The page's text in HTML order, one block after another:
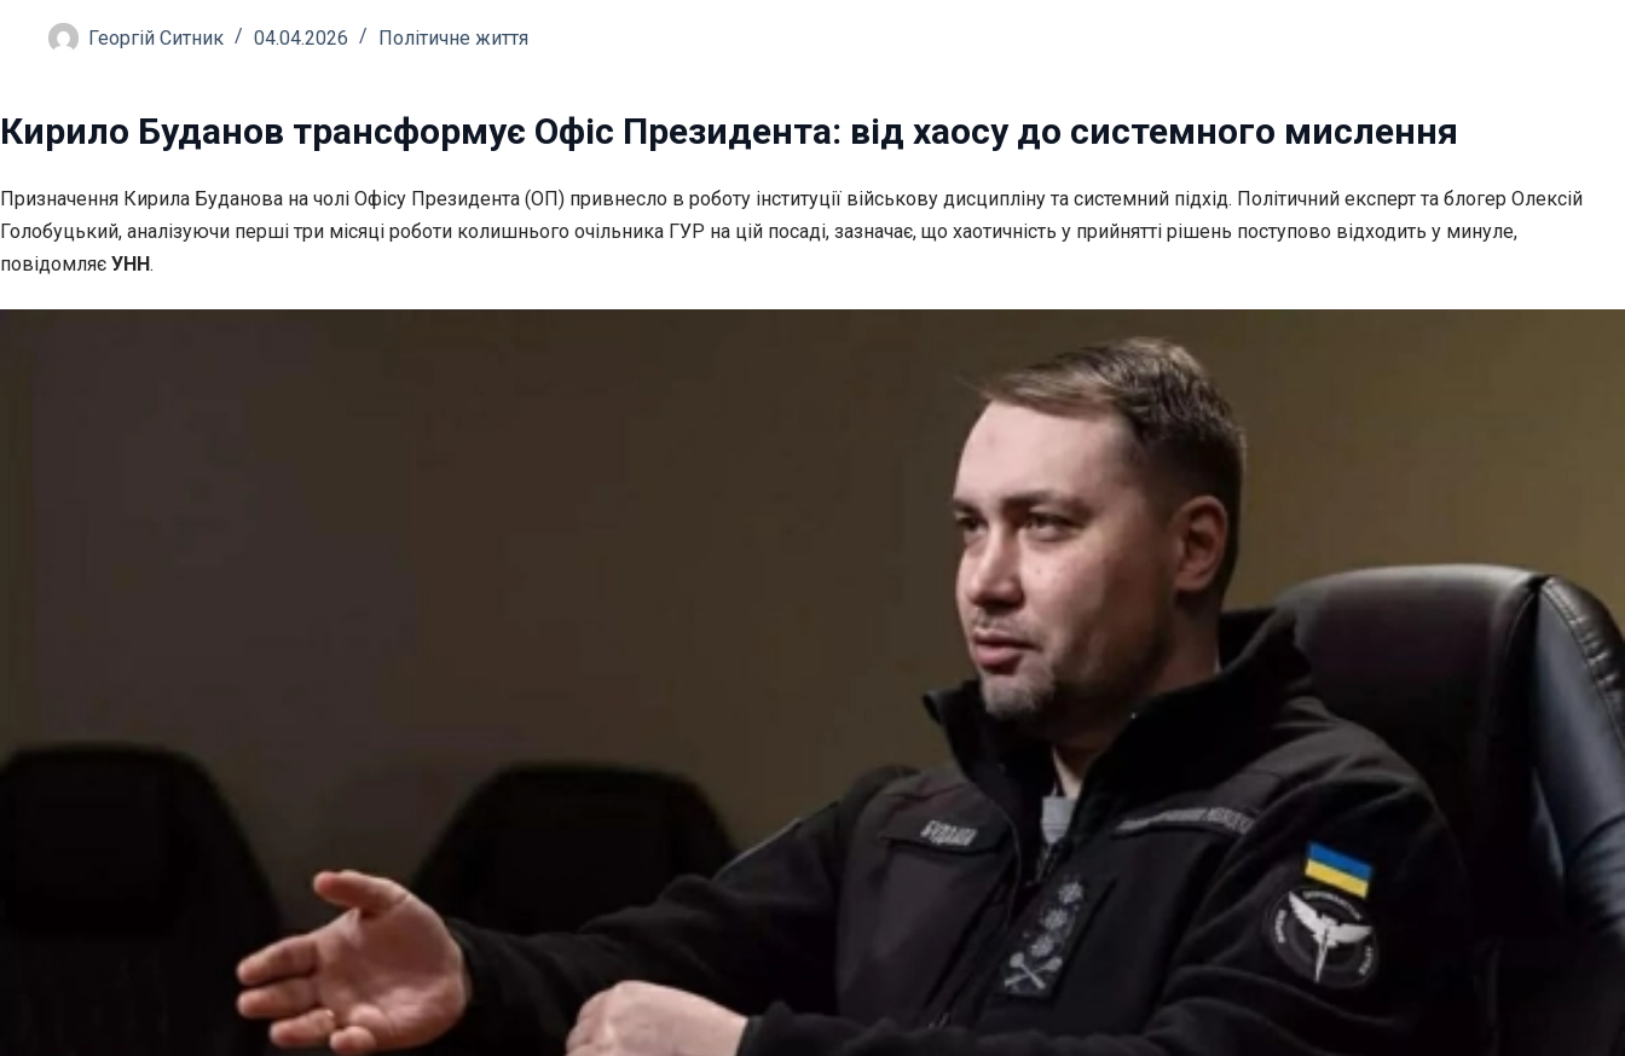
Георгій Ситник 04.04.2026 Політичне життя
Кирило Буданов трансформує Офіс Президента: від хаосу до системного мислення
Призначення Кирила Буданова на чолі Офісу Президента (ОП) привнесло в роботу інституції військову дисципліну та системний підхід. Політичний експерт та блогер Олексій
Голобуцький, аналізуючи перші три місяці роботи колишнього очільника ГУР на цій посаді, зазначає, що хаотичність у прийнятті рішень поступово відходить у минуле,
повідомляє УНН.